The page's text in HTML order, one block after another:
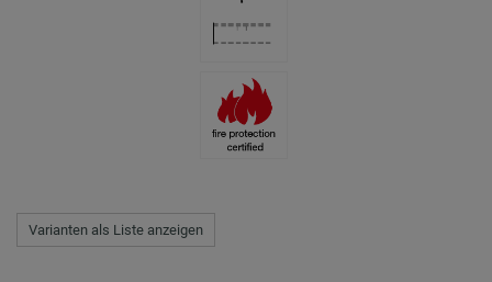
Varianten als Liste anzeigen